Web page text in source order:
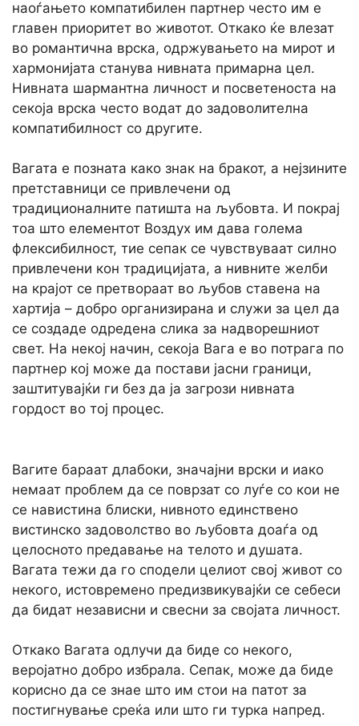
наоѓањето компатибилен партнер често им е
главен приоритет во животот. Откако ќе влезат
во романтична врска, одржувањето на мирот и
хармонијата станува нивната примарна цел.
Нивната шармантна личност и посветеноста на
секоја врска често водат до задоволителна
компатибилност со другите.
Вагата е позната како знак на бракот, а нејзините
претставници се привлечени од
традиционалните патишта на љубовта. И покрај
тоа што елементот Воздух им дава голема
флексибилност, тие сепак се чувствуваат силно
привлечени кон традицијата, а нивните желби
на крајот се претвораат во љубов ставена на
хартија – добро организирана и служи за цел да
се создаде одредена слика за надворешниот
свет. На некој начин, секоја Вага е во потрага по
партнер кој може да постави јасни граници,
заштитувајќи ги без да ја загрози нивната
гордост во тој процес.
Вагите бараат длабоки, значајни врски и иако
немаат проблем да се поврзат со луѓе со кои не
се навистина блиски, нивното единствено
вистинско задоволство во љубовта доаѓа од
целосното предавање на телото и душата.
Вагата тежи да го сподели целиот свој живот со
некого, истовремено предизвикувајќи се себеси
да бидат независни и свесни за својата личност.
Откако Вагата одлучи да биде со некого,
веројатно добро избрала. Сепак, може да биде
корисно да се знае што им стои на патот за
постигнување среќа или што ги турка напред.